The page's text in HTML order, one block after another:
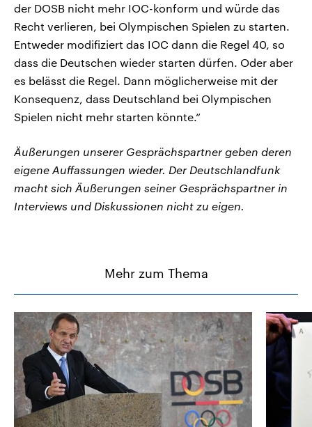
der DOSB nicht mehr IOC-konform und würde das
Recht verlieren, bei Olympischen Spielen zu starten.
Entweder modifiziert das IOC dann die Regel 40, so
dass die Deutschen wieder starten dürfen. Oder aber
es belässt die Regel. Dann möglicherweise mit der
Konsequenz, dass Deutschland bei Olympischen
Spielen nicht mehr starten könnte.“
Äußerungen unserer Gesprächspartner geben deren
eigene Auffassungen wieder. Der Deutschlandfunk
macht sich Äußerungen seiner Gesprächspartner in
Interviews und Diskussionen nicht zu eigen.
Mehr zum Thema